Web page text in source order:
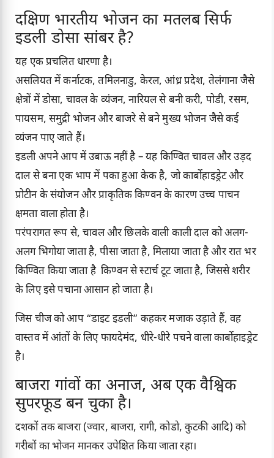
दक्षिण भारतीय भोजन का मतलब सिर्फ
इडली डोसा सांबर है?
यह एक प्रचलित धारणा है।
असलियत में कर्नाटक, तमिलनाडु, केरल, आंध्र प्रदेश, तेलंगाना जैसे
क्षेत्रों में डोसा, चावल के व्यंजन, नारियल से बनी करी, पोडी, रसम,
पायसम, समुद्री भोजन और बाजरे से बने मुख्य भोजन जैसे कई
व्यंजन पाए जाते हैं।
इडली अपने आप में उबाऊ नहीं है – यह किण्वित चावल और उड़द
दाल से बना एक भाप में पका हुआ केक है, जो कार्बोहाइड्रेट और
प्रोटीन के संयोजन और प्राकृतिक किण्वन के कारण उच्च पाचन
क्षमता वाला होता है।
परंपरागत रूप से, चावल और छिलके वाली काली दाल को अलग-
अलग भिगोया जाता है, पीसा जाता है, मिलाया जाता है और रात भर
किण्वित किया जाता है किण्वन से स्टार्च टूट जाता है, जिससे शरीर
के लिए इसे पचाना आसान हो जाता है।
जिस चीज को आप “डाइट इडली” कहकर मजाक उड़ाते हैं, वह
वास्तव में आंतों के लिए फायदेमंद, धीरे-धीरे पचने वाला कार्बोहाइड्रेट
है।
बाजरा गांवों का अनाज, अब एक वैश्विक
सुपरफूड बन चुका है।
दशकों तक बाजरा (ज्वार, बाजरा, रागी, कोडो, कुटकी आदि) को
गरीबों का भोजन मानकर उपेक्षित किया जाता रहा।